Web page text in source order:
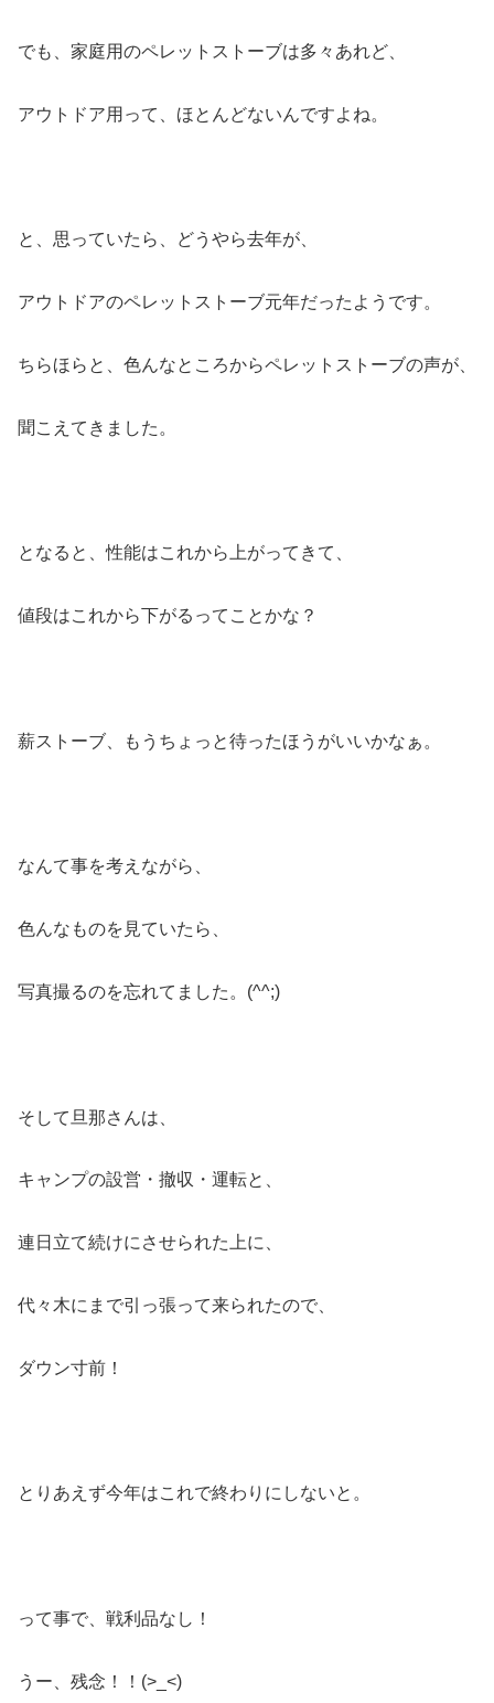
でも、家庭用のペレットストーブは多々あれど、
アウトドア用って、ほとんどないんですよね。
と、思っていたら、どうやら去年が、
アウトドアのペレットストーブ元年だったようです。
ちらほらと、色んなところからペレットストーブの声が、
聞こえてきました。
となると、性能はこれから上がってきて、
値段はこれから下がるってことかな？
薪ストーブ、もうちょっと待ったほうがいいかなぁ。
なんて事を考えながら、
色んなものを見ていたら、
写真撮るのを忘れてました。(^^;)
そして旦那さんは、
キャンプの設営・撤収・運転と、
連日立て続けにさせられた上に、
代々木にまで引っ張って来られたので、
ダウン寸前！
とりあえず今年はこれで終わりにしないと。
って事で、戦利品なし！
うー、残念！！(>_<)